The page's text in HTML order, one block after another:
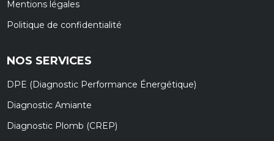
Mentions légales
Politique de confidentialité
NOS SERVICES
DPE (Diagnostic Performance Énergétique)
Diagnostic Amiante
Diagnostic Plomb (CREP)